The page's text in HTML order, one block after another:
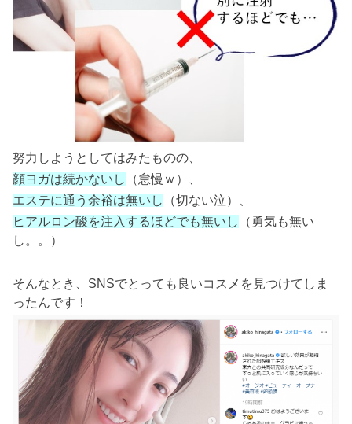
努力しようとしてはみたものの、
顔ヨガは続かないし （怠慢ｗ）、
エステに通う余裕は無いし （切ない泣）、
ヒアルロン酸を注入するほどでも無いし （勇気も無い
し。。）
そんなとき、SNSでとっても良いコスメを見つけてしま
ったんです！